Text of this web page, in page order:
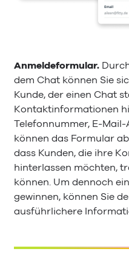
Anmeldeformular.
dem Chat können Sie
Kunde, der einen Chat
Kontaktinformationen
Telefonnummer, E-Mail-
können das Formular
dass Kunden, die ihre
hinterlassen möchten,
können. Um dennoch
gewinnen, können Sie
ausführlichere